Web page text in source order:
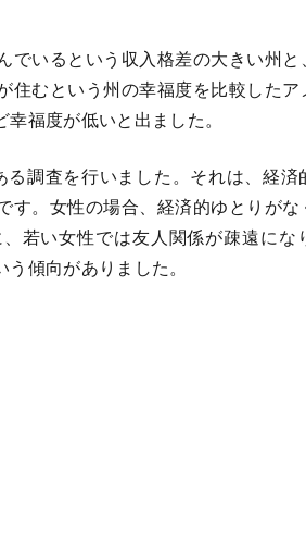
いるという収入格差の大きい州
むという州の幸福度を比較したア
福度が低いと出ました。
調査を行いました。それは、経済
す。女性の場合、経済的ゆとりがな
若い女性では友人関係が疎遠にな
傾向がありました。